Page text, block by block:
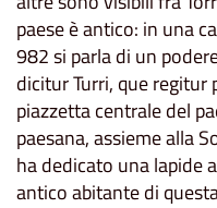
paese è antico: in una
982 si parla di un
dicitur Turri, que regitur
piazzetta centrale del
paesana, assieme alla
ha dedicato una lapide
antico abitante di